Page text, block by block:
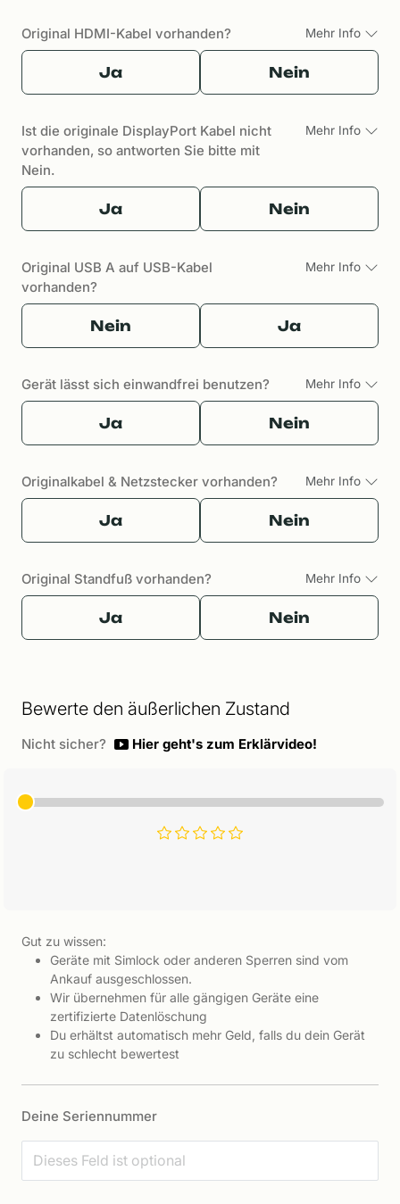
Original HDMI-Kabel vorhanden? Mehr Info
Ja Nein
Ist die originale DisplayPort Kabel nicht
vorhanden, so antworten Sie bitte mit
Nein.
Mehr Info
Ja Nein
Original USB A auf USB-Kabel
vorhanden?
Mehr Info
Nein Ja
Gerät lässt sich einwandfrei benutzen? Mehr Info
Ja Nein
Originalkabel & Netzstecker vorhanden? Mehr Info
Ja Nein
Original Standfuß vorhanden? Mehr Info
Ja Nein
Bewerte den äußerlichen Zustand
Nicht sicher? Hier geht's zum Erklärvideo!
Gut zu wissen:
Geräte mit Simlock oder anderen Sperren sind vom
Ankauf ausgeschlossen.
Wir übernehmen für alle gängigen Geräte eine
zertifizierte Datenlöschung
Du erhältst automatisch mehr Geld, falls du dein Gerät
zu schlecht bewertest
Deine Seriennummer